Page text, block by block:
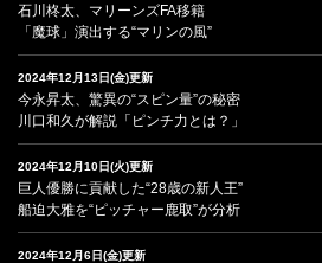
石川柊太、マリーンズFA移籍
「魔球」演出する“マリンの風”
2024年12月13日(金)更新
今永昇太、驚異の“スピン量”の秘密
川口和久が解説「ピンチ力とは？」
2024年12月10日(火)更新
巨人優勝に貢献した“28歳の新人王”
船迫大雅を“ピッチャー鹿取”が分析
2024年12月6日(金)更新